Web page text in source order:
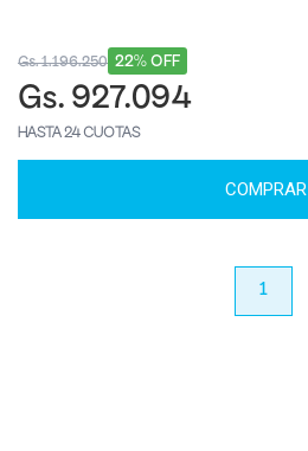
22% OFF
Gs. 1.196.250
Gs. 927.094
HASTA 24 CUOTAS
COMPRAR
1